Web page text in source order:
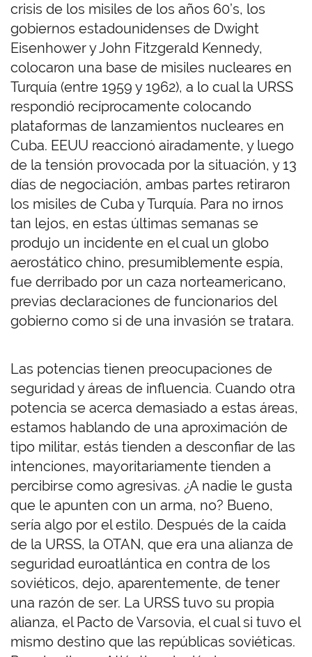
crisis de los misiles de los años 60’s, los
gobiernos estadounidenses de Dwight
Eisenhower y John Fitzgerald Kennedy,
colocaron una base de misiles nucleares en
Turquía (entre 1959 y 1962), a lo cual la URSS
respondió recíprocamente colocando
plataformas de lanzamientos nucleares en
Cuba. EEUU reaccionó airadamente, y luego
de la tensión provocada por la situación, y 13
días de negociación, ambas partes retiraron
los misiles de Cuba y Turquía. Para no irnos
tan lejos, en estas últimas semanas se
produjo un incidente en el cual un globo
aerostático chino, presumiblemente espía,
fue derribado por un caza norteamericano,
previas declaraciones de funcionarios del
gobierno como si de una invasión se tratara.
Las potencias tienen preocupaciones de
seguridad y áreas de influencia. Cuando otra
potencia se acerca demasiado a estas áreas,
estamos hablando de una aproximación de
tipo militar, estás tienden a desconfiar de las
intenciones, mayoritariamente tienden a
percibirse como agresivas. ¿A nadie le gusta
que le apunten con un arma, no? Bueno,
sería algo por el estilo. Después de la caída
de la URSS, la OTAN, que era una alianza de
seguridad euroatlántica en contra de los
soviéticos, dejo, aparentemente, de tener
una razón de ser. La URSS tuvo su propia
alianza, el Pacto de Varsovia, el cual si tuvo el
mismo destino que las repúblicas soviéticas.